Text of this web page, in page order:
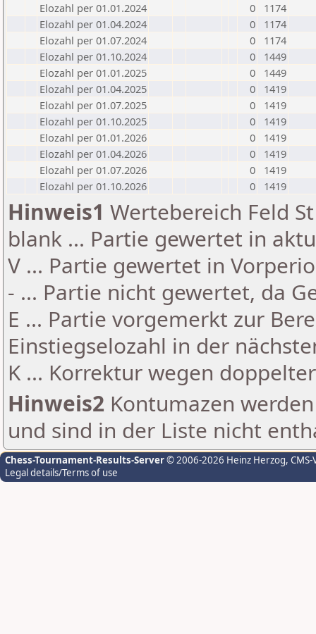
Elozahl per 01.01.2024
0
1174
Elozahl per 01.04.2024
0
1174
Elozahl per 01.07.2024
0
1174
Elozahl per 01.10.2024
0
1449
Elozahl per 01.01.2025
0
1449
Elozahl per 01.04.2025
0
1419
Elozahl per 01.07.2025
0
1419
Elozahl per 01.10.2025
0
1419
Elozahl per 01.01.2026
0
1419
Elozahl per 01.04.2026
0
1419
Elozahl per 01.07.2026
0
1419
Elozahl per 01.10.2026
0 1419
Hinweis1 Wertebereich Feld
blank ... Partie gewertet in
V ... Partie gewertet in
- ... Partie nicht gewertet, da
E ... Partie vorgemerkt zur
Einstiegselozahl in der
K ... Korrektur wegen
Hinweis2 Kontumazen
und sind in der Liste nicht
Chess-Tournament-Results-Server© 2006-2026 Heinz Herzog,
Legal details/Terms of use